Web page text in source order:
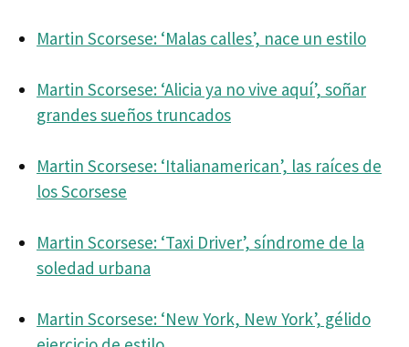
Martin Scorsese: ‘Malas calles’, nace un estilo
Martin Scorsese: ‘Alicia ya no vive aquí’, soñar
grandes sueños truncados
Martin Scorsese: ‘Italianamerican’, las raíces de
los Scorsese
Martin Scorsese: ‘Taxi Driver’, síndrome de la
soledad urbana
Martin Scorsese: ‘New York, New York’, gélido